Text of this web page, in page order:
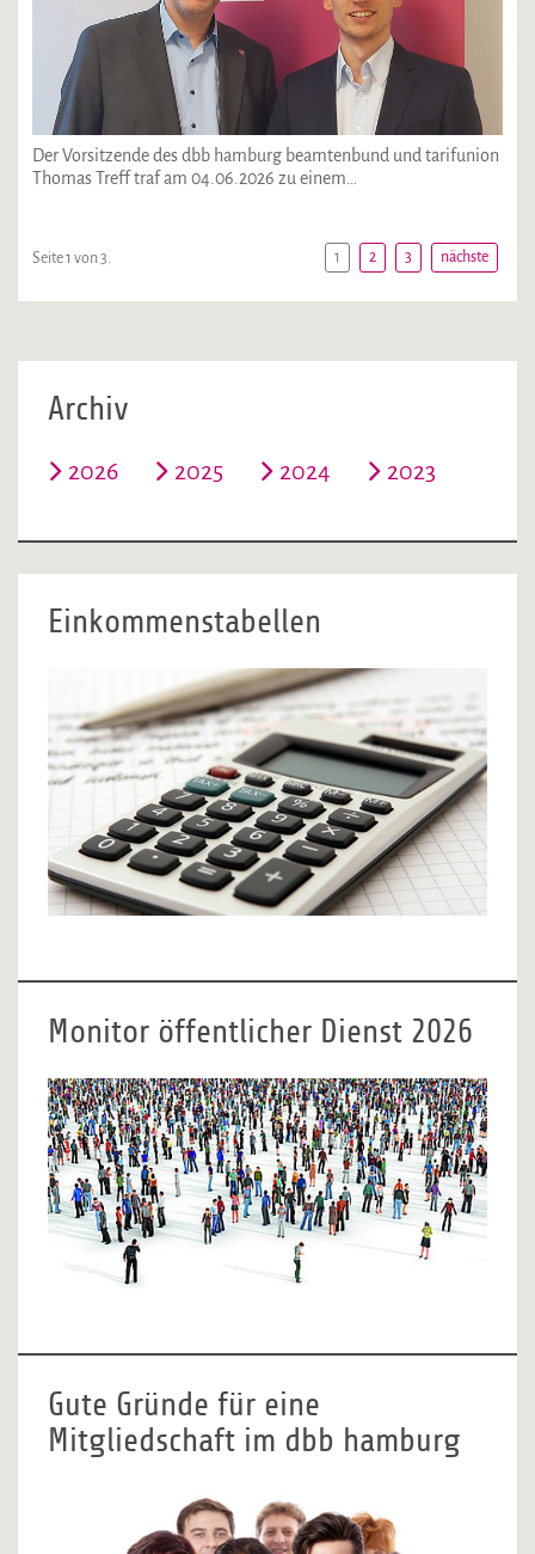
Der Vorsitzende des dbb hamburg beamtenbund und tarifunion
Thomas Treff traf am 04.06.2026 zu einem…
Seite 1 von 3. 1 2 3 nächste
Archiv
2026 2025 2024 2023
Einkommenstabellen
Monitor öffentlicher Dienst 2026
Gute Gründe für eine
Mitgliedschaft im dbb hamburg